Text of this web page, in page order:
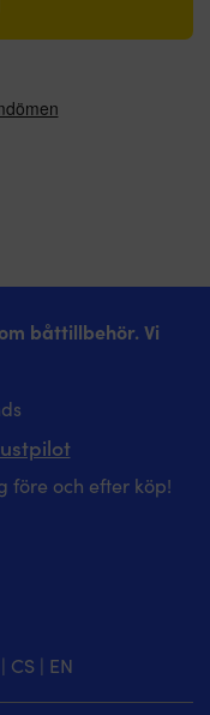
båttillbehör. Vi
före och efter köp!
CS | EN